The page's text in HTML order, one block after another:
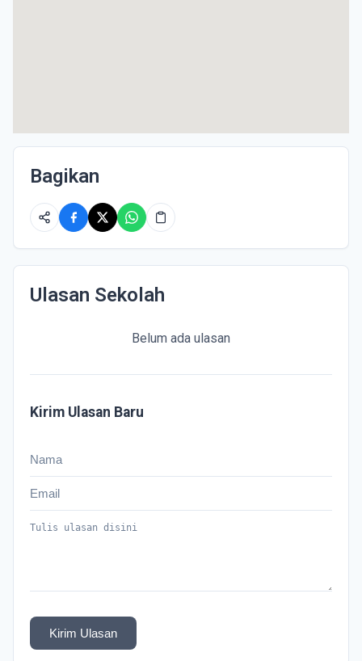
Bagikan
Ulasan Sekolah
Belum ada ulasan
Kirim Ulasan Baru
Kirim Ulasan